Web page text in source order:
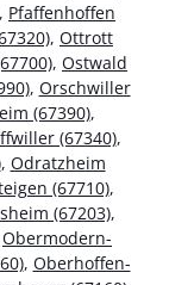
, Pfaffenhoffen
, Ottrott
, Ostwald
, Orschwiller
(67390),
(67340),
, Odratzheim
(67710),
(67203),
Obermodern-
, Oberhoffen-